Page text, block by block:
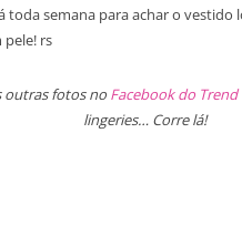
toda semana para achar o vestido
rs
outras fotos no Facebook do Trend
lingeries… Corre lá!